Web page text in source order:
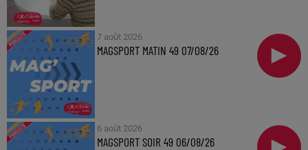
7 août 2026
MAGSPORT MATIN 49 07/08/26
6 août 2026
MAGSPORT SOIR 49 06/08/26